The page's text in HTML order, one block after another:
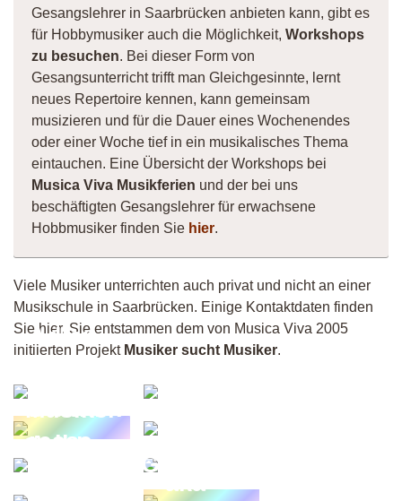
Gesangslehrer in Saarbrücken anbieten kann, gibt es
für Hobbymusiker auch die Möglichkeit, Workshops
zu besuchen. Bei dieser Form von
Gesangsunterricht trifft man Gleichgesinnte, lernt
neues Repertoire kennen, kann gemeinsam
musizieren und für die Dauer eines Wochenendes
oder einer Woche tief in ein musikalisches Thema
eintauchen. Eine Übersicht der Workshops bei
Musica Viva Musikferien und der bei uns
beschäftigten Gesangslehrer für erwachsene
Hobbmusiker finden Sie hier.
Viele Musiker unterrichten auch privat und nicht an einer
Musikschule in Saarbrücken. Einige Kontaktdaten finden
Sie hier. Sie entstammen dem von Musica Viva 2005
initiierten Projekt Musiker sucht Musiker.
Adler-
Dawid
Adler
Akustikzauber
Musiker
19389
Stephan
Guitarsilvi
aka